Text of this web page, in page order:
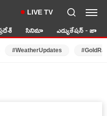
LIVE TV
సినిమా ఎడ్యుకేషన్ - జాబ్స్
#WeatherUpdates